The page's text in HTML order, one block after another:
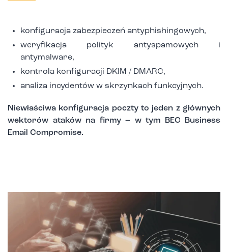
konfiguracja zabezpieczeń antyphishingowych,
weryfikacja polityk antyspamowych i
antymalware,
kontrola konfiguracji DKIM / DMARC,
analiza incydentów w skrzynkach funkcyjnych.
Niewłaściwa konfiguracja poczty to jeden z głównych
wektorów ataków na firmy – w tym BEC Business
Email Compromise.